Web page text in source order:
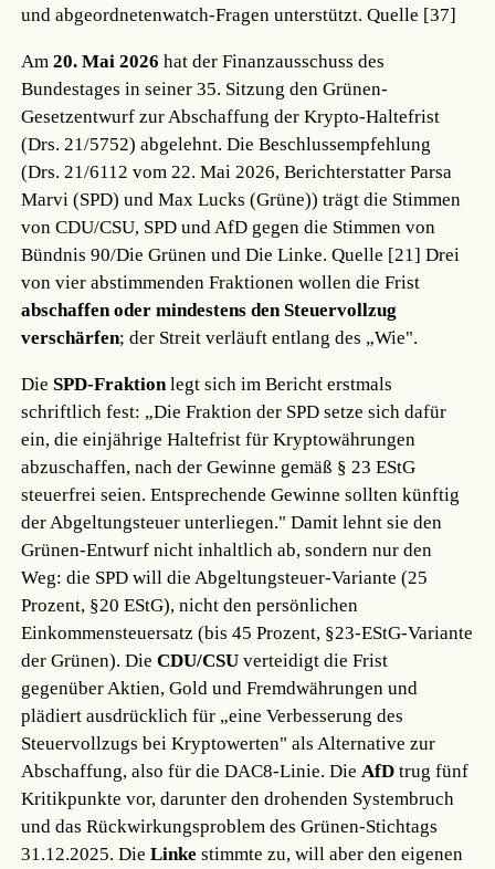
und abgeordnetenwatch-Fragen unterstützt.Quelle [37]
Am20. Mai 2026 hat der Finanzausschuss des
Bundestages in seiner 35. Sitzung den Grünen-
Gesetzentwurf zur Abschaffung der Krypto-Haltefrist
(Drs. 21/5752) abgelehnt. Die Beschlussempfehlung
(Drs. 21/6112 vom 22. Mai 2026, Berichterstatter Parsa
Marvi (SPD) und Max Lucks (Grüne)) trägt die Stimmen
von CDU/CSU, SPD und AfD gegen die Stimmen von
Bündnis 90/Die Grünen und Die Linke.Quelle [21] Drei
von vier abstimmenden Fraktionen wollen die Frist
abschaffen oder mindestens den Steuervollzug
verschärfen; der Streit verläuft entlang des „Wie".
DieSPD-Fraktion legt sich im Bericht erstmals
schriftlich fest: „Die Fraktion der SPD setze sich dafür
ein, die einjährige Haltefrist für Kryptowährungen
abzuschaffen, nach der Gewinne gemäß § 23 EStG
steuerfrei seien. Entsprechende Gewinne sollten künftig
der Abgeltungsteuer unterliegen." Damit lehnt sie den
Grünen-Entwurf nicht inhaltlich ab, sondern nur den
Weg: die SPD will die Abgeltungsteuer-Variante (25
Prozent, §20 EStG), nicht den persönlichen
Einkommensteuersatz (bis 45 Prozent, §23-EStG-Variante
der Grünen). DieCDU/CSU verteidigt die Frist
gegenüber Aktien, Gold und Fremdwährungen und
plädiert ausdrücklich für „eine Verbesserung des
Steuervollzugs bei Kryptowerten" als Alternative zur
Abschaffung, also für die DAC8-Linie. Die AfD trug fünf
Kritikpunkte vor, darunter den drohenden Systembruch
und das Rückwirkungsproblem des Grünen-Stichtags
31.12.2025. DieLinke stimmte zu, will aber den eigenen